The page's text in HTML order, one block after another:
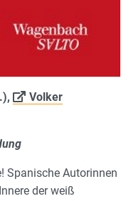
Volker
Spanische Autorinnen
der weiß